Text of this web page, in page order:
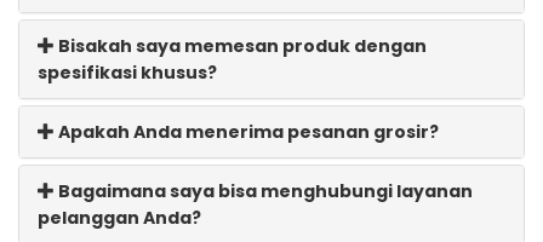
Bisakah saya memesan produk dengan
spesifikasi khusus?
Apakah Anda menerima pesanan grosir?
Bagaimana saya bisa menghubungi layanan
pelanggan Anda?